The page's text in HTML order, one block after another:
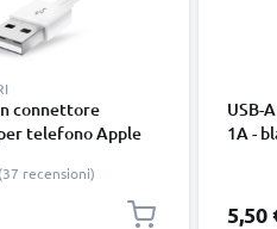
connettore
telefono Apple
dati & ricarica
(37 recensioni)
USB-
1A -
5,50